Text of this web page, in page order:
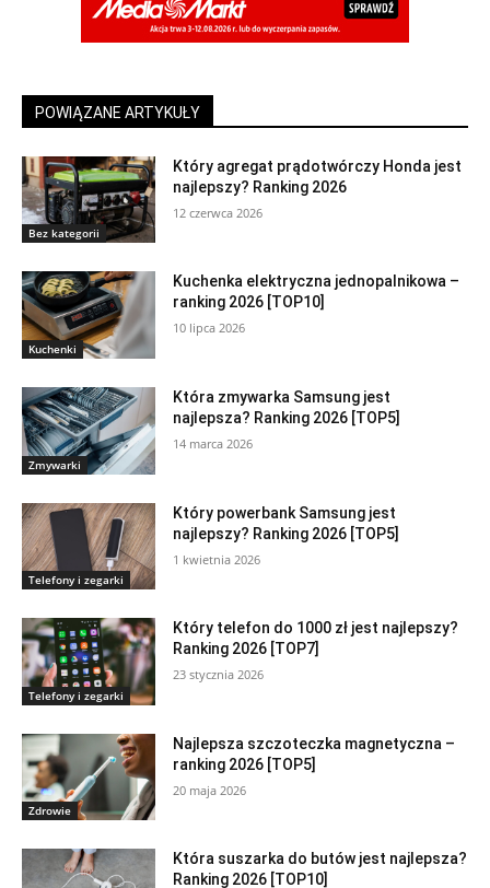
POWIĄZANE ARTYKUŁY
Bez kategorii
Który agregat prądotwórczy Honda jest
najlepszy? Ranking 2026
12 czerwca 2026
Kuchenki
Kuchenka elektryczna jednopalnikowa –
ranking 2026 [TOP10]
10 lipca 2026
Zmywarki
Która zmywarka Samsung jest
najlepsza? Ranking 2026 [TOP5]
14 marca 2026
Telefony i zegarki
Który powerbank Samsung jest
najlepszy? Ranking 2026 [TOP5]
1 kwietnia 2026
Telefony i zegarki
Który telefon do 1000 zł jest najlepszy?
Ranking 2026 [TOP7]
23 stycznia 2026
Zdrowie
Najlepsza szczoteczka magnetyczna –
ranking 2026 [TOP5]
20 maja 2026
Która suszarka do butów jest najlepsza?
Ranking 2026 [TOP10]